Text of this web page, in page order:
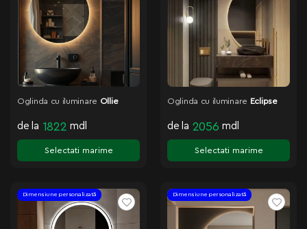
Oglinda cu iluminare Ollie
de la 1822 mdl
Selectati marime
Oglinda cu iluminare Eclipse
de la 2056 mdl
Selectati marime
Dimensiune personalizată Dimensiune personalizată